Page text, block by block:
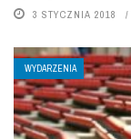
3 STYCZNIA 2018
WYDARZENIA